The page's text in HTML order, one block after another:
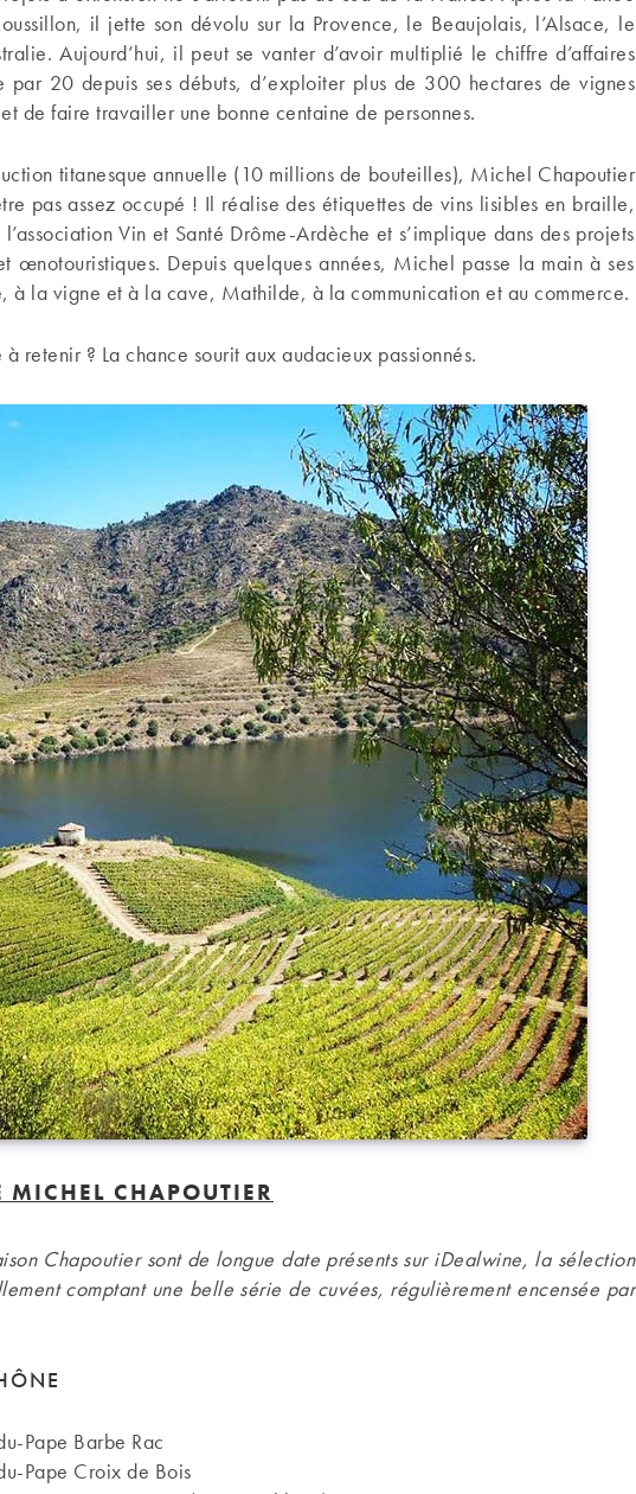
il jette son dévolu sur la Provence, le Beaujolais, l’Alsace, le
Aujourd’hui, il peut se vanter d’avoir multiplié le chiffre d’affaires
par 20 depuis ses débuts, d’exploiter plus de 300 hectares de vignes
de faire travailler une bonne centaine de personnes.
titanesque annuelle (10 millions de bouteilles), Michel Chapoutier
pas assez occupé ! Il réalise des étiquettes de vins lisibles en braille,
Vin et Santé Drôme-Ardèche et s’implique dans des projets
œnotouristiques. Depuis quelques années, Michel passe la main à ses
à la vigne et à la cave, Mathilde, à la communication et au commerce.
retenir ? La chance sourit aux audacieux passionnés.
MICHEL CHAPOUTIER
Chapoutier sont de longue date présents sur iDealwine, la sélection
comptant une belle série de cuvées, régulièrement encensée par
Pape Barbe Rac
Pape Croix de Bois